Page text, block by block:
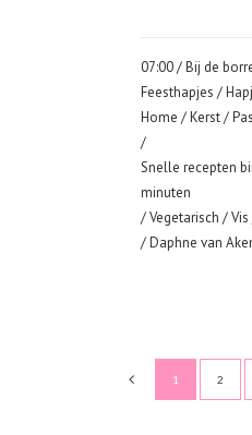
07:00 /Bij de
Feesthapjes /
Home /Kerst/
/
Snelle recepten
minuten
/Vegetarisch /Vis
/ Daphne van
1 2